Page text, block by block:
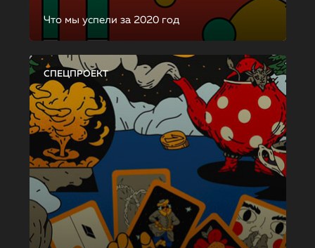
Что мы успели за 2020 год
СПЕЦПРОЕКТ